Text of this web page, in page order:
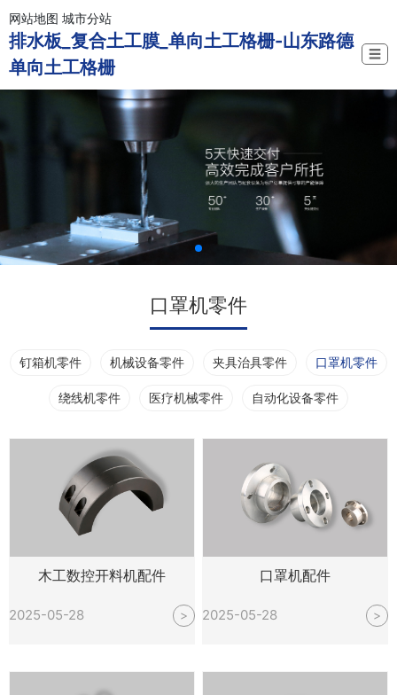
网站地图 城市分站
排水板_复合土工膜_单向土工格栅-山东路德
单向土工格栅
☰
口罩机零件
钉箱机零件 机械设备零件 夹具治具零件 口罩机零件
绕线机零件 医疗机械零件 自动化设备零件
木工数控开料机配件
2025-05-28 >
口罩机配件
2025-05-28 >